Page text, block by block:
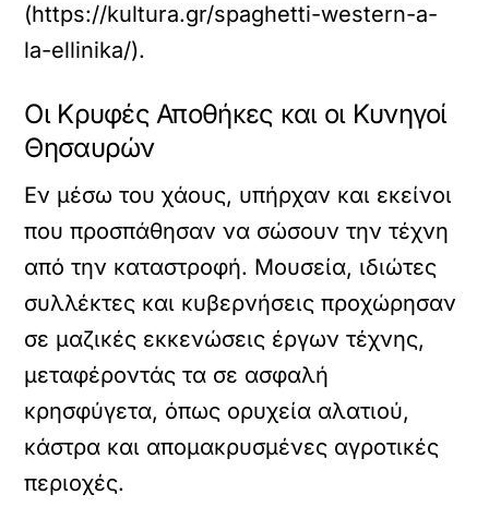
(https://kultura.gr/spaghetti-western-a-
la-ellinika/).
Οι Κρυφές Αποθήκες και οι Κυνηγοί
Θησαυρών
Εν μέσω του χάους, υπήρχαν και εκείνοι
που προσπάθησαν να σώσουν την τέχνη
από την καταστροφή. Μουσεία, ιδιώτες
συλλέκτες και κυβερνήσεις προχώρησαν
σε μαζικές εκκενώσεις έργων τέχνης,
μεταφέροντάς τα σε ασφαλή
κρησφύγετα, όπως ορυχεία αλατιού,
κάστρα και απομακρυσμένες αγροτικές
περιοχές.